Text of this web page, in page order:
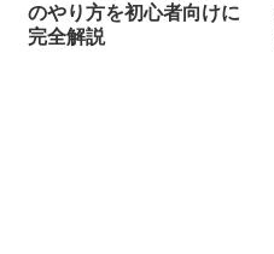
のやり方を初心者向けに
完全解説